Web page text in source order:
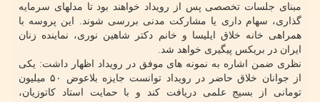
مبنای جلسات تخصصی پس از رویداد خواهند بود تا مدلهای سرمایه
گذاری، سهام داری یا مشارکت مدنی بررسی شوند. این پروسه با
همراهی خانه خلاق ایلیسا و خانم دکتر شاهین نوری، نماینده زنان
ایران در بریکس پیگیری خواهد شد.
نظری ضمن اشاره به نمونه های موفق در رویداد اظهار داشت: یکی
از جوانان خلاق حاضر در رویداد توانست جایزه بلاعوض ۵۰ میلیون
تومانی از بسیج علمی دریافت کند و با حمایت استاد کاتوزیان،